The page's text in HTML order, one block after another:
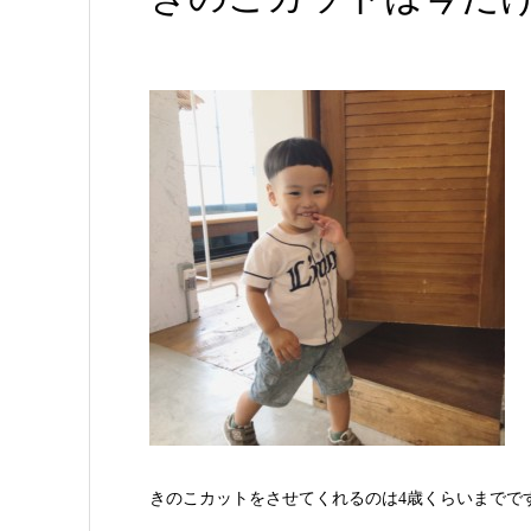
きのこカットをさせてくれるのは4歳くらいまでで